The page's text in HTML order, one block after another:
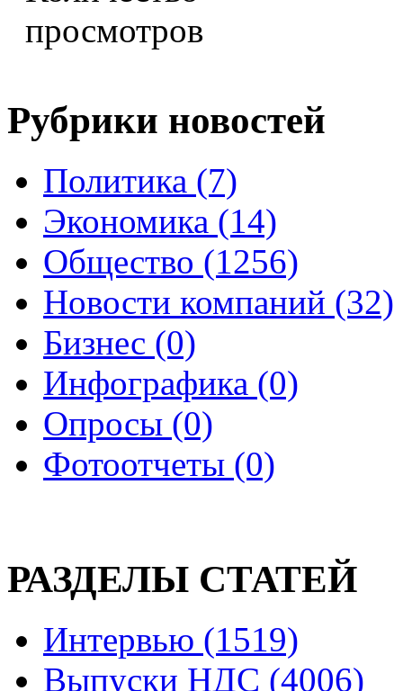
Рубрики новостей
Политика (7)
Экономика (14)
Общество (1256)
Новости компаний (32)
Бизнес (0)
Инфографика (0)
Опросы (0)
Фотоотчеты (0)
РАЗДЕЛЫ СТАТЕЙ
Интервью (1519)
Выпуски НДС (4006)